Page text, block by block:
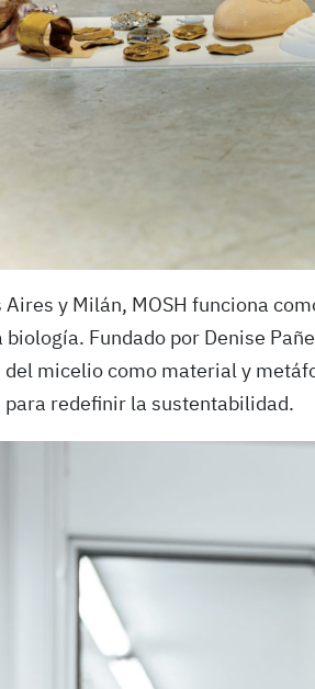
Aires y Milán, MOSH funciona
biología. Fundado por Denise
micelio como material y
para redefinir la sustentabilidad.